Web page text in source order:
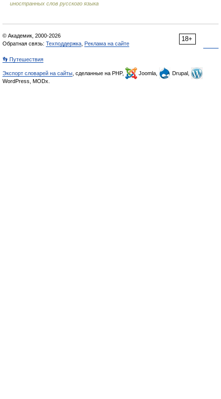
иностранных слов русского языка
18+
© Академик, 2000-2026
Обратная связь: Техподдержка Реклама на сайте
👣 Путешествия
Экспорт словарей на сайты , сделанные на PHP, Joomla,
Drupal,
WordPress, MODx.